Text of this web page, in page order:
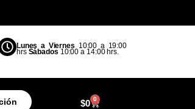
Lunes a Viernes 10:00 a 19:00
hrs Sábados 10:00 a 14:00 hrs.
$0 0